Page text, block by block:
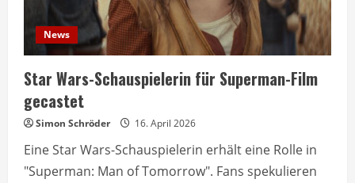
News
Star Wars-Schauspielerin für Superman-Film
gecastet
Simon Schröder 16. April 2026
Eine Star Wars-Schauspielerin erhält eine Rolle in
"Superman: Man of Tomorrow". Fans spekulieren